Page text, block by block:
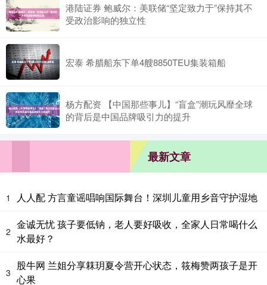
港陆证券 鲍威尔：美联储“坚定致力于”保持其不
受政治影响的独立性
宏泰 希腊船东下单4艘8850TEU集装箱船
杨方配资 【中国那些事儿】“盲盒”潮玩风靡全球
的背后是中国品牌吸引力的提升
最新文章
1 人人配 方言童谣唱响国际舞台！深圳儿童用乡音守护湿地
2
金诚无忧 孩子要低钠，老人要好吸收，全家人日常喝什么
水最好？
3
股牛网 兰姐分享箖玥夏令营开心状态，筱梅赞两孩子是开
心果